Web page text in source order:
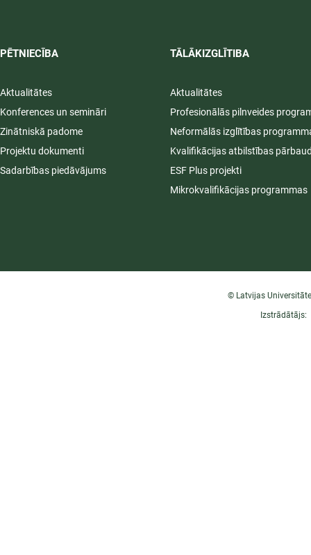
PĒTNIECĪBA
Aktualitātes
Konferences un semināri
Zinātniskā padome
Projektu dokumenti
Sadarbības piedāvājums
TĀLĀKIZGLĪTIBA
Aktualitātes
Profesionālās pilnveides
Neformālās izglītības
Kvalifikācijas atbilstības
ESF Plus projekti
Mikrokvalifikācijas programmas
© Latvijas
Izstrādātājs: